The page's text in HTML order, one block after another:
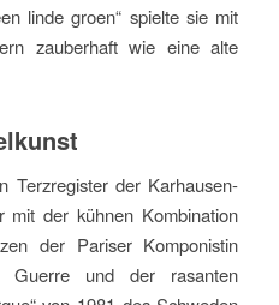
linde groen“ spielte sie mit
zauberhaft wie eine alte
Terzregister der Karhausen-
mit der kühnen Kombination
der Pariser Komponistin
Guerre und der rasanten